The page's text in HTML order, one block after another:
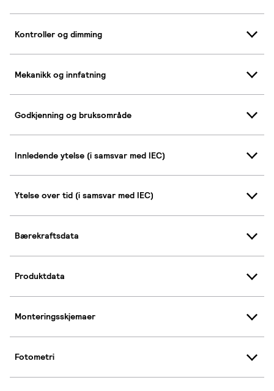
Kontroller og dimming
Mekanikk og innfatning
Godkjenning og bruksområde
Innledende ytelse (i samsvar med IEC)
Ytelse over tid (i samsvar med IEC)
Bærekraftsdata
Produktdata
Monteringsskjemaer
Fotometri